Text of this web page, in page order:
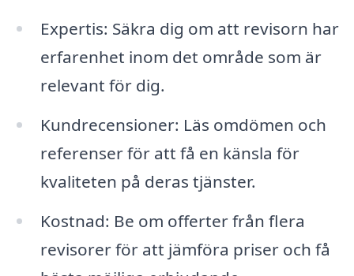
Expertis: Säkra dig om att revisorn har
erfarenhet inom det område som är
relevant för dig.
Kundrecensioner: Läs omdömen och
referenser för att få en känsla för
kvaliteten på deras tjänster.
Kostnad: Be om offerter från flera
revisorer för att jämföra priser och få